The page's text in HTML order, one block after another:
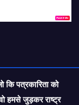
कि पत्रकारिता को
हमसे जुड़कर राष्ट्र